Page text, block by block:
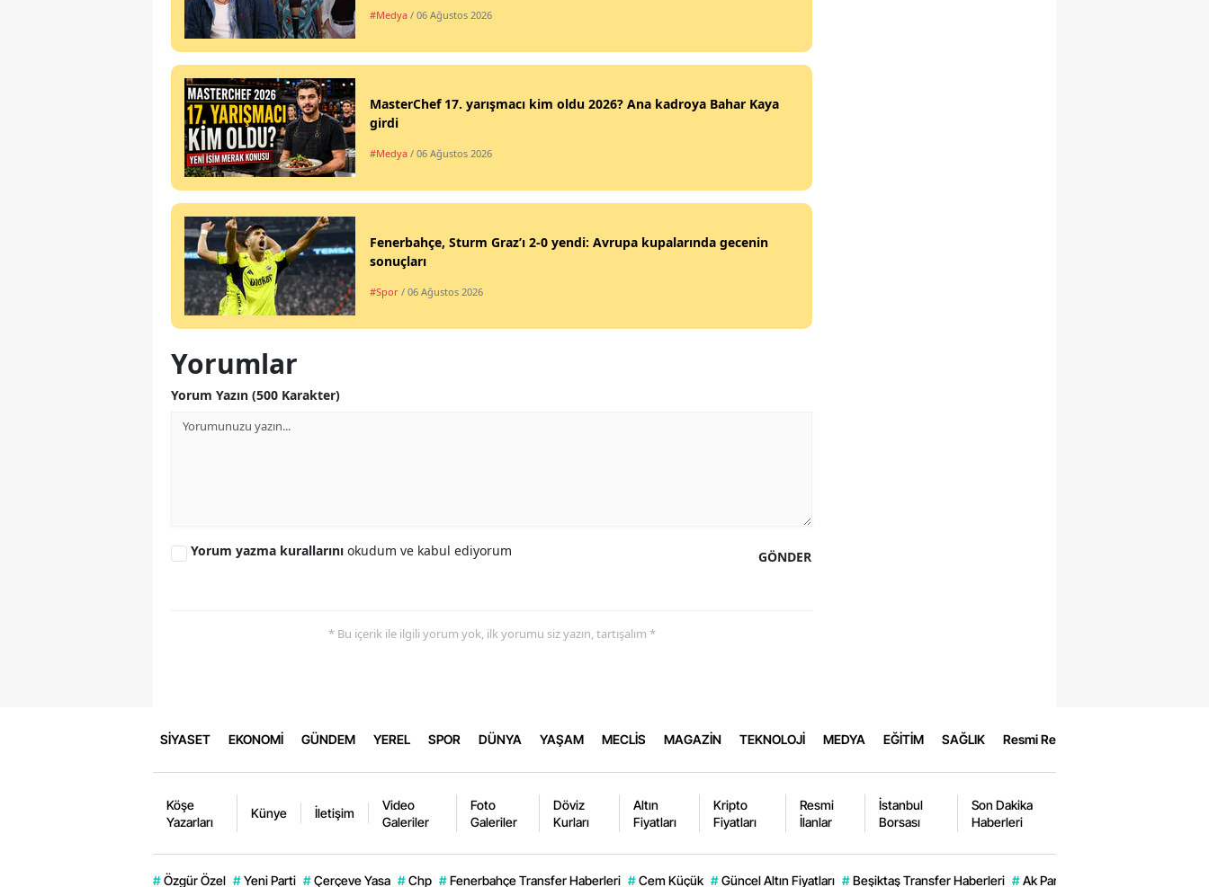
#Medya / 06 Ağustos 2026
MasterChef 17. yarışmacı kim oldu 2026? Ana kadroya Bahar Kaya
girdi
#Medya / 06 Ağustos 2026
Fenerbahçe, Sturm Graz’ı 2-0 yendi: Avrupa kupalarında gecenin
sonuçları
#Spor / 06 Ağustos 2026
Yorumlar
Yorum Yazın (500 Karakter)
GÖNDER
Yorum yazma kurallarını okudum ve kabul ediyorum
* Bu içerik ile ilgili yorum yok, ilk yorumu siz yazın, tartışalım *
SİYASET EKONOMİ GÜNDEM YEREL SPOR DÜNYA YAŞAM MECLİS MAGAZİN TEKNOLOJİ MEDYA EĞİTİM SAĞLIK Resmi Reklamlar
Köşe
Yazarları
Künye İletişim
Video
Galeriler
Foto
Galeriler
Döviz
Kurları
Altın
Fiyatları
Kripto
Fiyatları
Resmi
İlanlar
İstanbul
Borsası
Son Dakika
Haberleri
# Özgür Özel # Yeni Parti # Çerçeve Yasa # Chp # Fenerbahçe Transfer Haberleri # Cem Küçük # Güncel Altın Fiyatları # Beşiktaş Transfer Haberleri # Ak Parti